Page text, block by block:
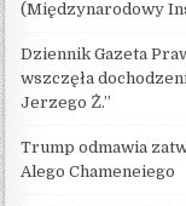
(Międzynarodowy
Dziennik Gazeta
wszczęła
Jerzego Ż.”
Trump odmawia
Alego Chameneiego